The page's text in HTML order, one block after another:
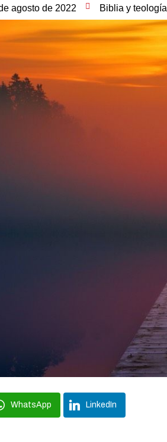
agosto de 2022 Biblia y teología
WhatsApp LinkedIn